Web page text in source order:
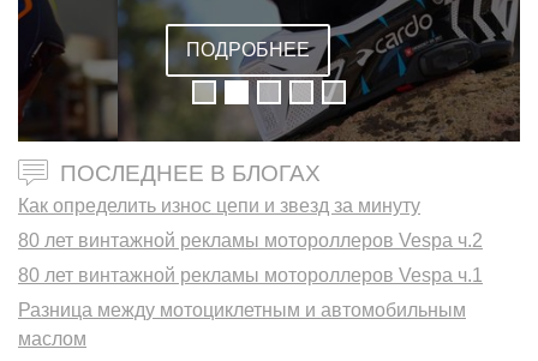
ВСТРОЕННОЙ ГАРНИТУРОЙ
ПОДРОБНЕЕ
ПОСЛЕДНЕЕ В БЛОГАХ
Как определить износ цепи и звезд за минуту
80 лет винтажной рекламы мотороллеров Vespa ч.2
80 лет винтажной рекламы мотороллеров Vespa ч.1
Разница между мотоциклетным и автомобильным
маслом